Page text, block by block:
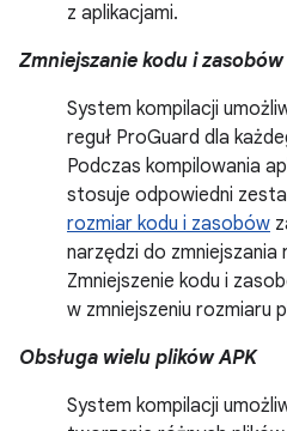
z aplikacjami.
Zmniejszanie kodu i zasobów
System kompilacji
reguł ProGuard dla
Podczas kompilowania
stosuje odpowiedni
rozmiar kodu i zasobów
narzędzi do zmniejszania
Zmniejszenie kodu i
w zmniejszeniu rozmiaru
Obsługa wielu plików APK
System kompilacji